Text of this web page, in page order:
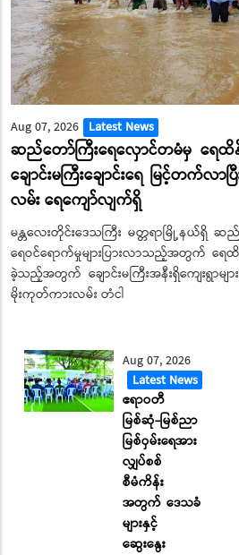
Aug 07, 2026 Latest News
ဆည်တော်ကြီးရေလှောင်တမံမှ ရေထိ
ချောင်းမကြီးချောင်းရေ မြင့်တက်လာ
လမ်း ‌ရေ‌ကျော်လျက်ရှိ
မန္တလေးတိုင်းဒေသကြီး မတ္တရာမြို့နယ်ရှိ
ရေဝင်ရောက်မှုများပြားလာသည့်အတွက် ရေထိန်
ခဲ့သည့်အတွက် ချောင်းမကြီးအနီးရှိကျေးရွာမျာ
မိုးကုတ်ကားလမ်း တံငါ
Aug 07, 2026
Latest News
ဧရာဝတီ
မြစ်ဆုံ-မြစ်ညာ
မြစ်ဝှမ်းရေအား
လျှပ်စစ်
စီမံကိန်း
အတွက် ဒေသခံ
များနှင့်
ဆွေးနွေး